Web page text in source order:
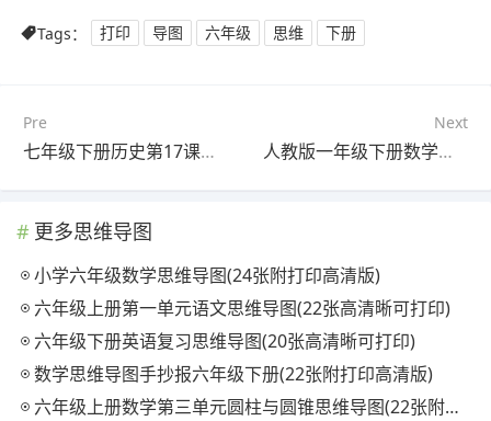
Tags： 打印 导图 六年级 思维 下册
Pre
七年级下册历史第17课思维导图(20张附打印高清版)
Next
人教版一年级下册数学第一单元思维导图(23张可打印)
更多思维导图
小学六年级数学思维导图(24张附打印高清版)
六年级上册第一单元语文思维导图(22张高清晰可打印)
六年级下册英语复习思维导图(20张高清晰可打印)
数学思维导图手抄报六年级下册(22张附打印高清版)
六年级上册数学第三单元圆柱与圆锥思维导图(22张附打印高清版)